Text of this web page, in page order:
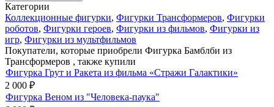
Категории
Коллекционные фигурки, Фигурки Трансформеров, Фигурки
роботов, Фигурки героев, Фигурки из фильмов, Фигурки из
игр, Фигурки из мультфильмов
Покупатели, которые приобрели Фигурка Бамблби из
Трансформеров , также купили
Фигурка Грут и Ракета из фильма «Стражи Галактики»
2 000 ₽
Фигурка Веном из "Человека-паука"